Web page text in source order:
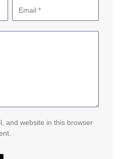
and website in this browser